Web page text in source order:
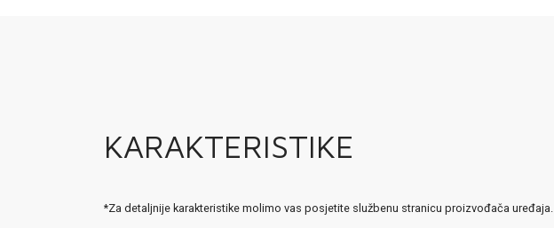
KARAKTERISTIKE
*Za detaljnije karakteristike molimo vas posjetite službenu stranicu proizvođača uređaja.